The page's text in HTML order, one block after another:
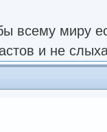
всему миру
и не